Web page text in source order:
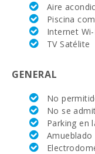
semanal en
Porto Colom (
los martes )
(km):
semanal en
Felanitx ( los
(km):
Mercado
semanal
Montuiri (km):
Aire
Piscina
Internet Wi-
TV Satélite
GENERAL
No
No se
Parking en
Amueblado